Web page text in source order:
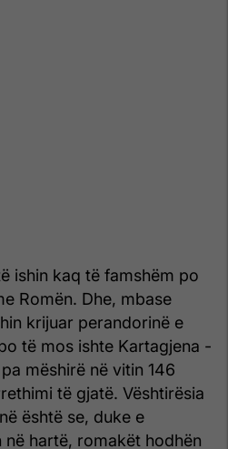
ishin kaq të famshëm po
Romën. Dhe, mbase
krijuar perandorinë e
të mos ishte Kartagjena -
mëshirë në vitin 146
të gjatë. Vështirësia
është se, duke e
hartë, romakët hodhën